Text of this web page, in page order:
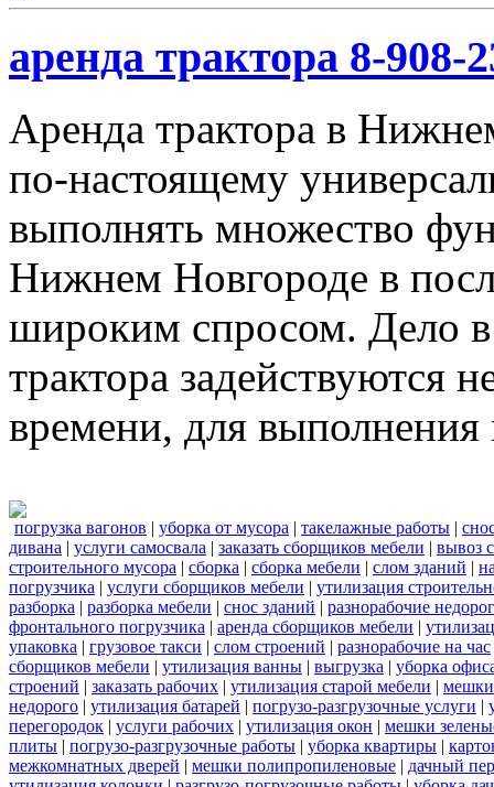
аренда трактора 8-908-
Аренда трактора в
по-настоящему
выполнять множество
Нижнем Новгороде в
широким спросом. Дело
трактора задействуются
времени, для выполнения
погрузка вагонов | уборка от мусора | такелажные работы |
дивана | услуги самосвала | заказать сборщиков мебели | вывоз
строительного мусора | сборка | сборка мебели | слом зданий |
погрузчика | услуги сборщиков мебели | утилизация
разборка | разборка мебели | снос зданий | разнорабочие
фронтального погрузчика | аренда сборщиков мебели |
упаковка | грузовое такси | слом строений | разнорабочие на час
сборщиков мебели | утилизация ванны | выгрузка | уборка
строений | заказать рабочих | утилизация старой мебели |
недорого | утилизация батарей | погрузо-разгрузочные услуги |
перегородок | услуги рабочих | утилизация окон | мешки
плиты | погрузо-разгрузочные работы | уборка квартиры |
межкомнатных дверей | мешки полипропиленовые | дачный